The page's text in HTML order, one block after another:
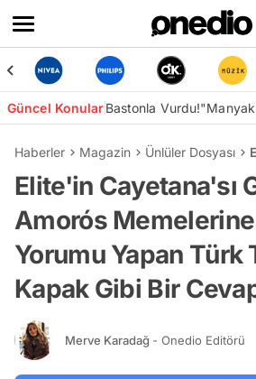
Güncel KonularBastonla Vurdu!"Manyak
Haberler Magazin Ünlüler Dosyası
Elite'in Cayetana'sı
Amorós
Yorumu Yapan Türk
Kapak Gibi Bir
Merve Karadağ - Onedio Editörü